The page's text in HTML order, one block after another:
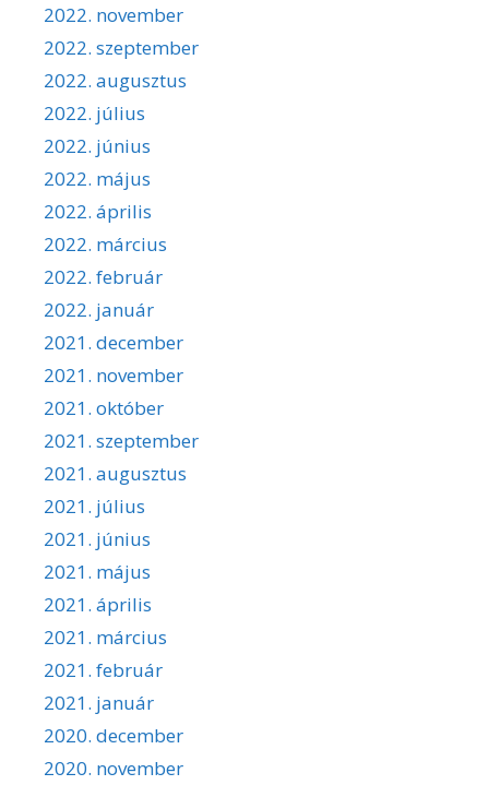
2022. november
2022. szeptember
2022. augusztus
2022. július
2022. június
2022. május
2022. április
2022. március
2022. február
2022. január
2021. december
2021. november
2021. október
2021. szeptember
2021. augusztus
2021. július
2021. június
2021. május
2021. április
2021. március
2021. február
2021. január
2020. december
2020. november